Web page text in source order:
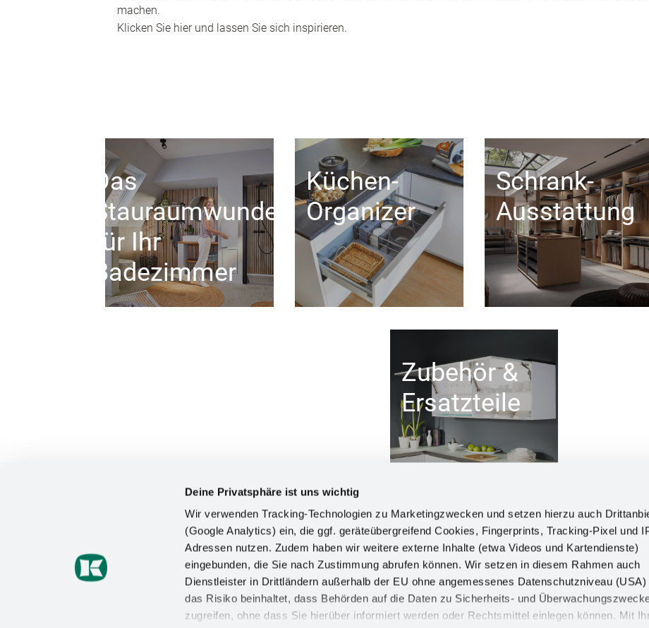
Deine Privatsphäre ist uns wichtig
Wir verwenden Tracking-Technologien zu Marketingzwecken und setzen hierzu auch
(Google Analytics) ein, die ggf. geräteübergreifend Cookies, Fingerprints, Tracking-Pixel und
Adressen nutzen. Zudem haben wir weitere externe Inhalte (etwa Videos und Kartendienste)
eingebunden, die Sie nach Zustimmung abrufen können. Wir setzen in diesem Rahmen auch
Dienstleister in Drittländern außerhalb der EU ohne angemessenes Datenschutzniveau (USA)
das Risiko beinhaltet, dass Behörden auf die Daten zu Sicherheits- und
zugreifen, ohne dass Sie hierüber informiert werden oder Rechtsmittel einlegen können. Mit
machen.
Klicken Sie hier und lassen Sie sich inspirieren.
Das
Stauraumwunder
für Ihr
Badezimmer
Küchen-
Organizer
Schrank-
Ausstattung
Zubehör &
Ersatzteile
Kesseböhmer Holding KG
Mindener Straße 208
49152 Bad Essen
Impressum
Datenschutz